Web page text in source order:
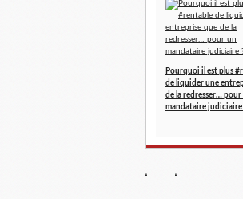
Pourquoi il est plus
de liquider une
de la redresser… pour
mandataire judiciaire